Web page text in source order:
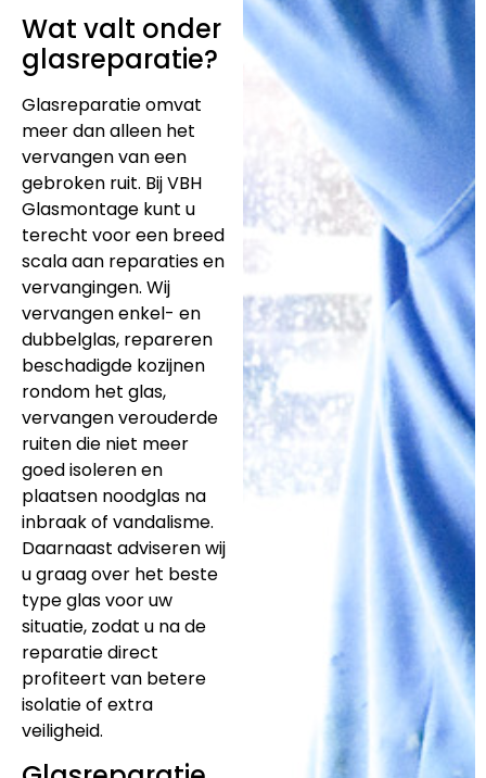
Wat valt onder
glasreparatie?
Glasreparatie omvat
meer dan alleen het
vervangen van een
gebroken ruit. Bij VBH
Glasmontage kunt u
terecht voor een breed
scala aan reparaties en
vervangingen. Wij
vervangen enkel- en
dubbelglas, repareren
beschadigde kozijnen
rondom het glas,
vervangen verouderde
ruiten die niet meer
goed isoleren en
plaatsen noodglas na
inbraak of vandalisme.
Daarnaast adviseren wij
u graag over het beste
type glas voor uw
situatie, zodat u na de
reparatie direct
profiteert van betere
isolatie of extra
veiligheid.